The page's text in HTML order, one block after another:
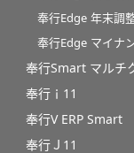
奉行Edge 年末調
奉行Edge マイナ
奉行Smart マルチ
奉行ｉ11
奉行V ERP Smart
奉行Ｊ11